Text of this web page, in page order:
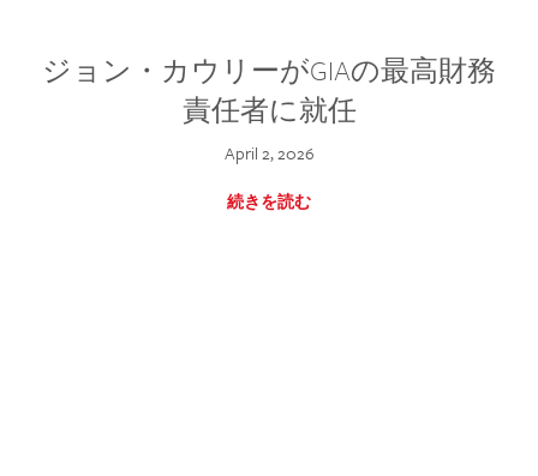
ジョン・カウリーがGIAの最高財務
責任者に就任
April 2, 2026
続きを読む